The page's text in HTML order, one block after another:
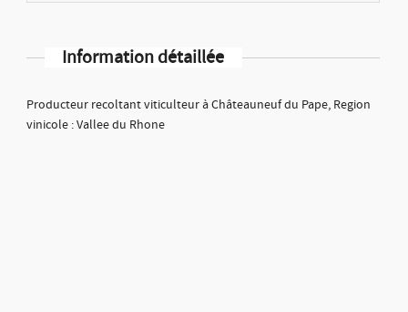
Information détaillée
Producteur recoltant viticulteur à Châteauneuf du Pape, Region
vinicole : Vallee du Rhone